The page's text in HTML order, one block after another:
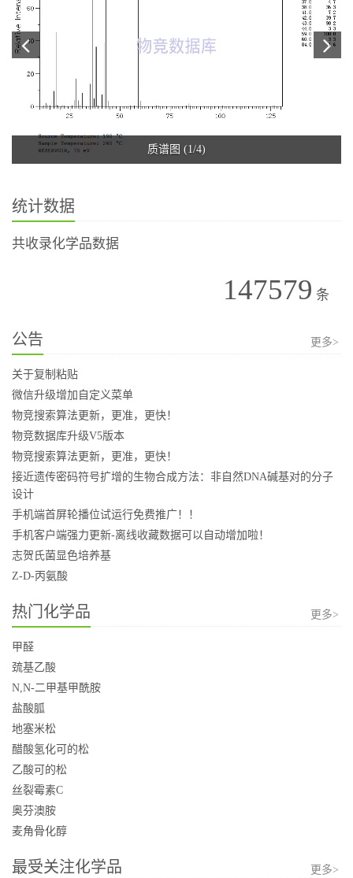
质谱图 (1/4)
统计数据
共收录化学品数据
147579 条
公告 更多>
关于复制粘贴
微信升级增加自定义菜单
物竞搜索算法更新，更准，更快！
物竞数据库升级V5版本
物竞搜索算法更新，更准，更快！
接近遗传密码符号扩增的生物合成方法：非自然DNA碱基对的分子
设计
手机端首屏轮播位试运行免费推广！！
手机客户端强力更新-离线收藏数据可以自动增加啦！
志贺氏菌显色培养基
Z-D-丙氨酸
热门化学品 更多>
甲醛
巯基乙酸
N,N-二甲基甲酰胺
盐酸胍
地塞米松
醋酸氢化可的松
乙酸可的松
丝裂霉素C
奥芬澳胺
麦角骨化醇
最受关注化学品 更多>